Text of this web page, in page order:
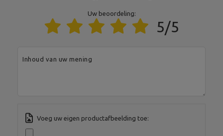
Entiteit verantwoordelijk voor dit product in de EU
MARBO Ulikowski
Uw beoordeling:
5/5
Inhoud van uw mening
Voeg uw eigen productafbeelding toe: